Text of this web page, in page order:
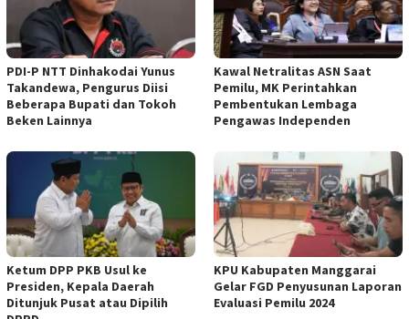
PDI-P NTT Dinhakodai Yunus
Takandewa, Pengurus Diisi
Beberapa Bupati dan Tokoh
Beken Lainnya
Kawal Netralitas ASN Saat
Pemilu, MK Perintahkan
Pembentukan Lembaga
Pengawas Independen
Ketum DPP PKB Usul ke
Presiden, Kepala Daerah
Ditunjuk Pusat atau Dipilih
KPU Kabupaten Manggarai
Gelar FGD Penyusunan Laporan
Evaluasi Pemilu 2024